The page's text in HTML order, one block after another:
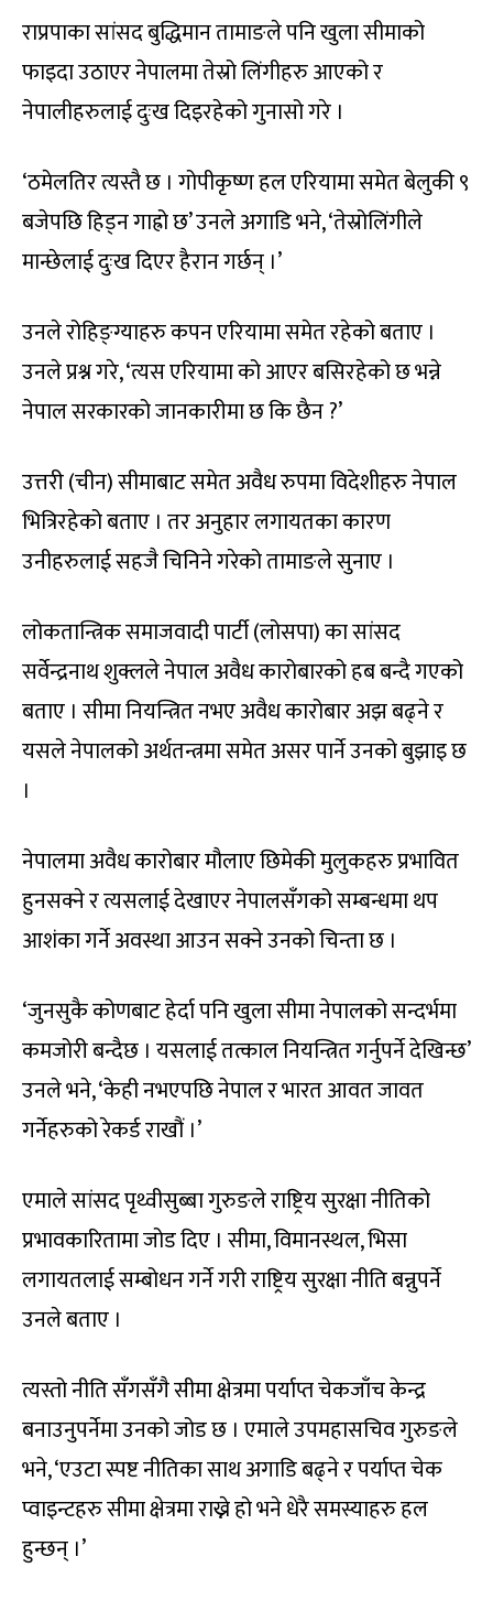
राप्रपाका सांसद बुद्धिमान तामाङले पनि खुला सीमाको
फाइदा उठाएर नेपालमा तेस्रो लिंगीहरु आएको र
नेपालीहरुलाई दुःख दिइरहेको गुनासो गरे ।
‘ठमेलतिर त्यस्तै छ । गोपीकृष्ण हल एरियामा समेत बेलुकी ९
बजेपछि हिड्न गाह्रो छ’ उनले अगाडि भने, ‘तेस्रोलिंगीले
मान्छेलाई दुःख दिएर हैरान गर्छन् ।’
उनले रोहिङ्ग्याहरु कपन एरियामा समेत रहेको बताए ।
उनले प्रश्न गरे, ‘त्यस एरियामा को आएर बसिरहेको छ भन्ने
नेपाल सरकारको जानकारीमा छ कि छैन ?’
उत्तरी (चीन) सीमाबाट समेत अवैध रुपमा विदेशीहरु नेपाल
भित्रिरहेको बताए । तर अनुहार लगायतका कारण
उनीहरुलाई सहजै चिनिने गरेको तामाङले सुनाए ।
लोकतान्त्रिक समाजवादी पार्टी (लोसपा) का सांसद
सर्वेन्द्रनाथ शुक्लले नेपाल अवैध कारोबारको हब बन्दै गएको
बताए । सीमा नियन्त्रित नभए अवैध कारोबार अझ बढ्ने र
यसले नेपालको अर्थतन्त्रमा समेत असर पार्ने उनको बुझाइ छ
।
नेपालमा अवैध कारोबार मौलाए छिमेकी मुलुकहरु प्रभावित
हुनसक्ने र त्यसलाई देखाएर नेपालसँगको सम्बन्धमा थप
आशंका गर्ने अवस्था आउन सक्ने उनको चिन्ता छ ।
‘जुनसुकै कोणबाट हेर्दा पनि खुला सीमा नेपालको सन्दर्भमा
कमजोरी बन्दैछ । यसलाई तत्काल नियन्त्रित गर्नुपर्ने देखिन्छ’
उनले भने, ‘केही नभएपछि नेपाल र भारत आवत जावत
गर्नेहरुको रेकर्ड राखौं ।’
एमाले सांसद पृथ्वीसुब्बा गुरुङले राष्ट्रिय सुरक्षा नीतिको
प्रभावकारितामा जोड दिए । सीमा, विमानस्थल, भिसा
लगायतलाई सम्बोधन गर्ने गरी राष्ट्रिय सुरक्षा नीति बन्नुपर्ने
उनले बताए ।
त्यस्तो नीति सँगसँगै सीमा क्षेत्रमा पर्याप्त चेकजाँच केन्द्र
बनाउनुपर्नेमा उनको जोड छ । एमाले उपमहासचिव गुरुङले
भने, ‘एउटा स्पष्ट नीतिका साथ अगाडि बढ्ने र पर्याप्त चेक
प्वाइन्टहरु सीमा क्षेत्रमा राख्ने हो भने धेरै समस्याहरु हल
हुन्छन् ।’